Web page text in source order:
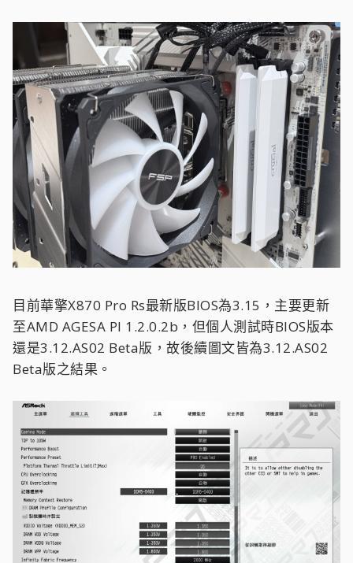
目前華擎X870 Pro Rs最新版BIOS為3.15，主要更新
至AMD AGESA PI 1.2.0.2b，但個人測試時BIOS版本
還是3.12.AS02 Beta版，故後續圖文皆為3.12.AS02
Beta版之結果。